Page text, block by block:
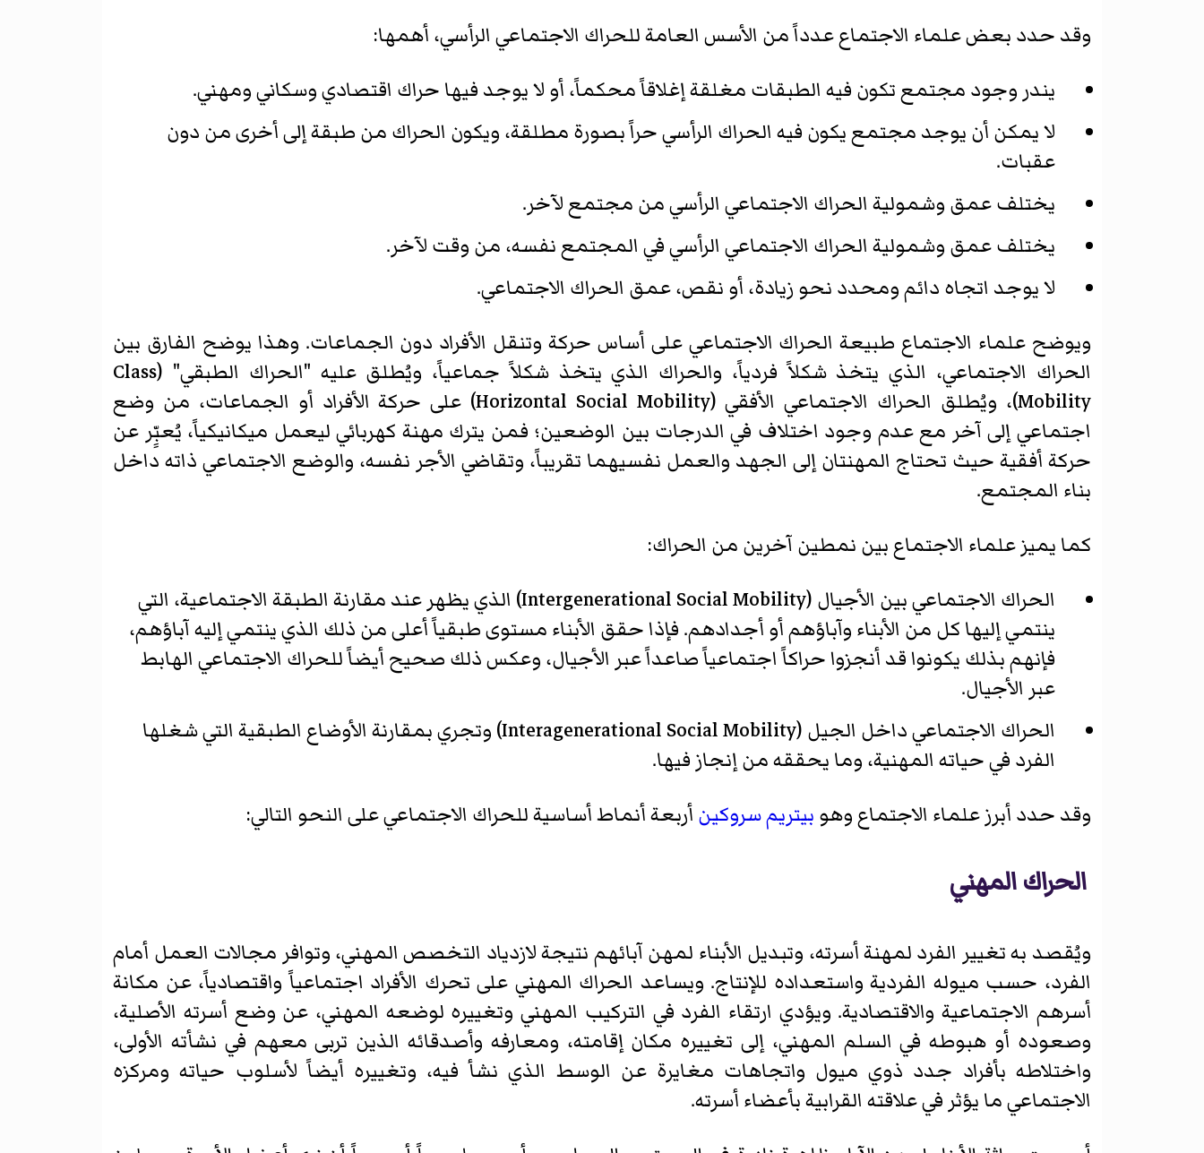
وقد حدد بعض علماء الاجتماع عدداً من الأسس العامة للحراك الاجتماعي الرأسي، أهمها:
يندر وجود مجتمع تكون فيه الطبقات مغلقة إغلاقاً محكماً، أو لا يوجد فيها حراك اقتصادي وسكاني ومهني.
لا يمكن أن يوجد مجتمع يكون فيه الحراك الرأسي حراً بصورة مطلقة، ويكون الحراك من طبقة إلى أخرى من دون
عقبات.
يختلف عمق وشمولية الحراك الاجتماعي الرأسي من مجتمع لآخر.
يختلف عمق وشمولية الحراك الاجتماعي الرأسي في المجتمع نفسه، من وقت لآخر.
لا يوجد اتجاه دائم ومحدد نحو زيادة، أو نقص، عمق الحراك الاجتماعي.
ويوضح علماء الاجتماع طبيعة الحراك الاجتماعي على أساس حركة وتنقل الأفراد دون الجماعات. وهذا يوضح الفارق بين
الحراك الاجتماعي، الذي يتخذ شكلاً فردياً، والحراك الذي يتخذ شكلاً جماعياً، ويُطلق عليه "الحراك الطبقي" (Class
Mobility)‏، ويُطلق الحراك الاجتماعي الأفقي (Horizontal Social Mobility)‏ على حركة الأفراد أو الجماعات، من وضع
اجتماعي إلى آخر مع عدم وجود اختلاف في الدرجات بين الوضعين؛ فمن يترك مهنة كهربائي ليعمل ميكانيكياً، يُعبِِّر عن
حركة أفقية حيث تحتاج المهنتان إلى الجهد والعمل نفسيهما تقريباً، وتقاضي الأجر نفسه، والوضع الاجتماعي ذاته داخل
بناء المجتمع.
كما يميز علماء الاجتماع بين نمطين آخرين من الحراك:
الحراك الاجتماعي بين الأجيال (Intergenerational Social Mobility)‏ الذي يظهر عند مقارنة الطبقة الاجتماعية، التي
ينتمي إليها كل من الأبناء وآباؤهم أو أجدادهم. فإذا حقق الأبناء مستوى طبقياً أعلى من ذلك الذي ينتمي إليه آباؤهم،
فإنهم بذلك يكونوا قد أنجزوا حراكاً اجتماعياً صاعداً عبر الأجيال، وعكس ذلك صحيح أيضاً للحراك الاجتماعي الهابط
عبر الأجيال.
الحراك الاجتماعي داخل الجيل (Interagenerational Social Mobility)‏ وتجري بمقارنة الأوضاع الطبقية التي شغلها
الفرد في حياته المهنية، وما يحققه من إنجاز فيها.
وقد حدد أبرز علماء الاجتماع وهو بيتريم سروكين أربعة أنماط أساسية للحراك الاجتماعي على النحو التالي:
الحراك المهني
ويُقصد به تغيير الفرد لمهنة أسرته، وتبديل الأبناء لمهن آبائهم نتيجة لازدياد التخصص المهني، وتوافر مجالات العمل أمام
الفرد، حسب ميوله الفردية واستعداده للإنتاج. ويساعد الحراك المهني على تحرك الأفراد اجتماعياً واقتصادياً، عن مكانة
أسرهم الاجتماعية والاقتصادية. ويؤدي ارتقاء الفرد في التركيب المهني وتغييره لوضعه المهني، عن وضع أسرته الأصلية،
وصعوده أو هبوطه في السلم المهني، إلى تغييره مكان إقامته، ومعارفه وأصدقائه الذين تربى معهم في نشأته الأولى،
واختلاطه بأفراد جدد ذوي ميول واتجاهات مغايرة عن الوسط الذي نشأ فيه، وتغييره أيضاً لأسلوب حياته ومركزه
الاجتماعي ما يؤثر في علاقته القرابية بأعضاء أسرته.